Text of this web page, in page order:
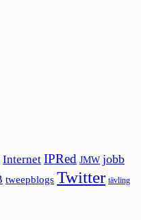
Internet IPRed JMW jobb
tweepblogs Twitter tävling